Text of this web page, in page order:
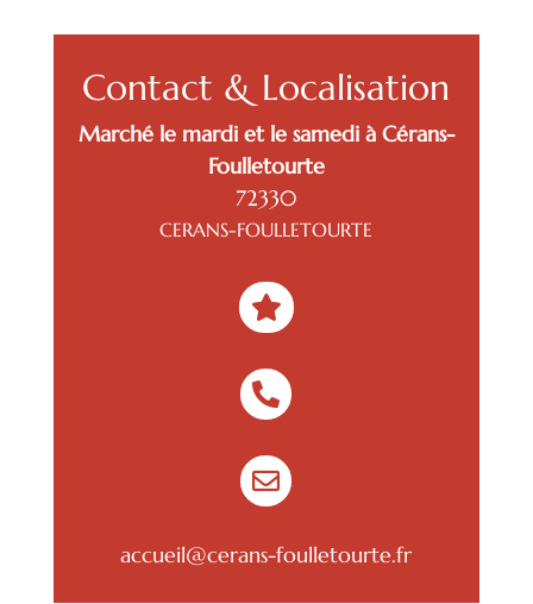
Contact & Localisation
Marché le mardi et le samedi à Cérans-
Foulletourte
72330
CERANS-FOULLETOURTE



accueil@cerans-foulletourte.fr